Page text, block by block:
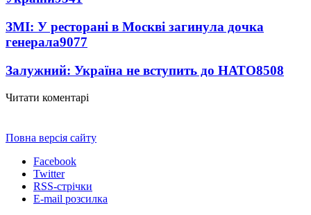
ЗМІ: У ресторані в Москві загинула дочка
генерала9077
Залужний: Україна не вступить до НАТО8508
Читати коментарі
Повна версія сайту
Facebook
Twitter
RSS-стрічки
E-mail розсилка